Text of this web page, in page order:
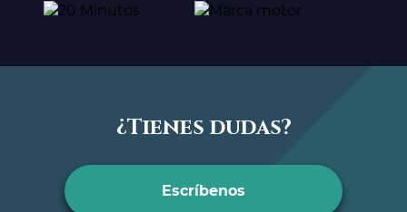
¿Tienes dudas?
Escríbenos